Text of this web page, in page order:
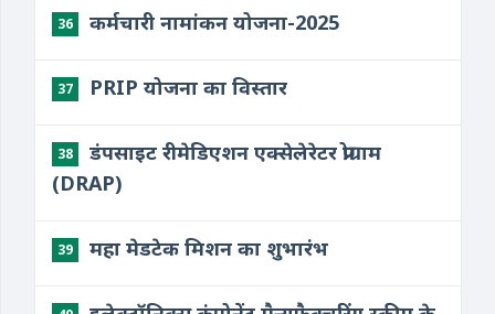
36 कर्मचारी नामांकन योजना-2025
37 PRIP योजना का विस्तार
38
डंपसाइट रीमेडिएशन एक्सेलेरेटर प्रोग्राम
(DRAP)
39 महा मेडटेक मिशन का शुभारंभ